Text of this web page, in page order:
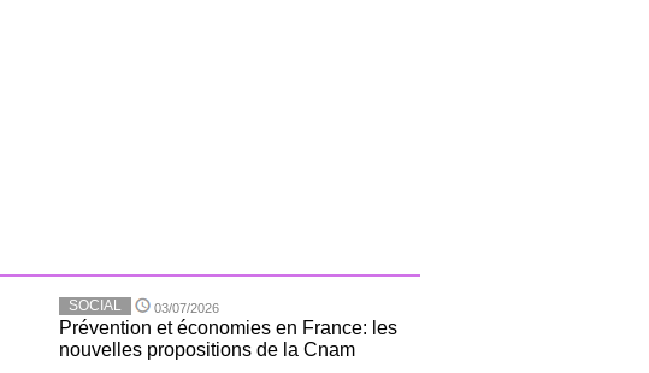
SOCIAL 03/07/2026
Prévention et économies en France: les
nouvelles propositions de la Cnam